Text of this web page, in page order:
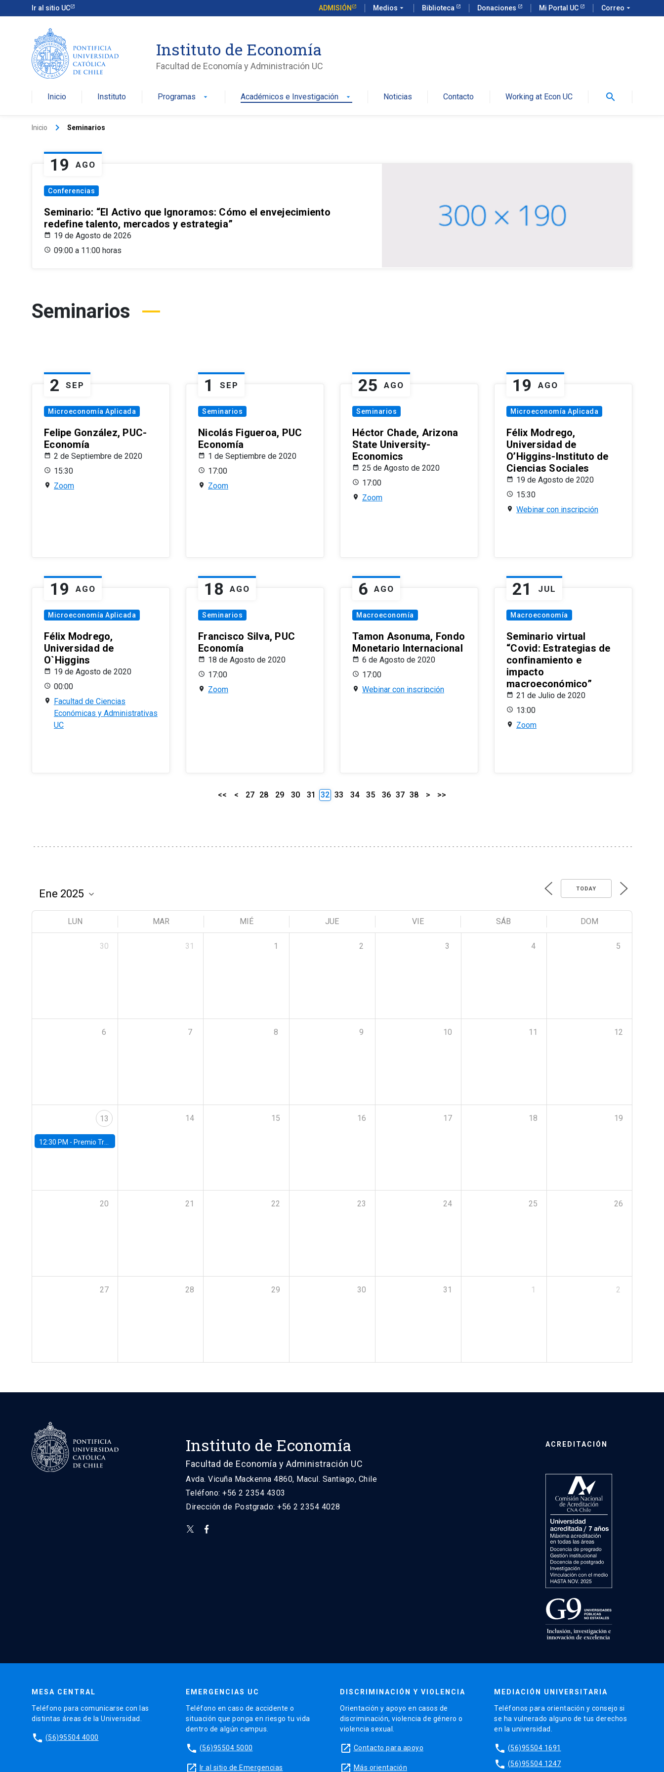
Ir al sitio UC ADMISIÓN Medios arrow_drop_down Biblioteca Donaciones Mi Portal UC Correo arrow_drop_down
Instituto de Economía
Facultad de Economía y Administración UC
Inicio Instituto Programas arrow_drop_down Académicos e Investigación arrow_drop_down Noticias Contacto Working at Econ UC search
Inicio keyboard_arrow_right Seminarios
19 AGO
Conferencias
Seminario: “El Activo que Ignoramos: Cómo el envejecimiento
redefine talento, mercados y estrategia”
19 de Agosto de 2026
09:00 a 11:00 horas
Seminarios
2 SEP
Microeconomía Aplicada
Felipe González, PUC-
Economía
2 de Septiembre de 2020
15:30
Zoom
1 SEP
Seminarios
Nicolás Figueroa, PUC
Economía
1 de Septiembre de 2020
17:00
Zoom
25 AGO
Seminarios
Héctor Chade, Arizona
State University-
Economics
25 de Agosto de 2020
17:00
Zoom
19 AGO
Microeconomía Aplicada
Félix Modrego,
Universidad de
O’Higgins-Instituto de
Ciencias Sociales
19 de Agosto de 2020
15:30
Webinar con inscripción
19 AGO
Microeconomía Aplicada
Félix Modrego,
Universidad de
O`Higgins
19 de Agosto de 2020
00:00
Facultad de Ciencias
Económicas y Administrativas
UC
18 AGO
Seminarios
Francisco Silva, PUC
Economía
18 de Agosto de 2020
17:00
Zoom
6 AGO
Macroeconomía
Tamon Asonuma, Fondo
Monetario Internacional
6 de Agosto de 2020
17:00
Webinar con inscripción
21 JUL
Macroeconomía
Seminario virtual
“Covid: Estrategias de
confinamiento e
impacto
macroeconómico”
21 de Julio de 2020
13:00
Zoom
<< < 27 28 29 30 31 32 33 34 35 36 37 38 > >>
TODAY
LUN MAR MIÉ JUE VIE SÁB DOM
30 31 1 2 3 4 5
6 7 8 9 10 11 12
13
12:30 PM - Premio Trayectoria Ingeniería Comercial UC 2024
14 15 16 17 18 19
20 21 22 23 24 25 26
27 28 29 30 31 1 2
Instituto de Economía
Facultad de Economía y Administración UC
Avda. Vicuña Mackenna 4860, Macul. Santiago, Chile
Teléfono: +56 2 2354 4303
Dirección de Postgrado: +56 2 2354 4028
ACREDITACIÓN
MESA CENTRAL
Teléfono para comunicarse con las
distintas áreas de la Universidad.
phone (56)95504 4000
EMERGENCIAS UC
Teléfono en caso de accidente o
situación que ponga en riesgo tu vida
dentro de algún campus.
phone (56)95504 5000
launch Ir al sitio de Emergencias
DISCRIMINACIÓN Y VIOLENCIA
Orientación y apoyo en casos de
discriminación, violencia de género o
violencia sexual.
launch Contacto para apoyo
launch Más orientación
MEDIACIÓN UNIVERSITARIA
Teléfonos para orientación y consejo si
se ha vulnerado alguno de tus derechos
en la universidad.
phone (56)95504 1691
phone (56)95504 1247